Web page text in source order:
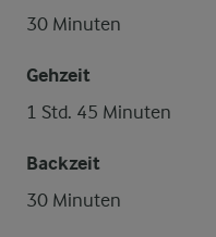
30 Minuten
Gehzeit
1 Std. 45 Minuten
Backzeit
30 Minuten